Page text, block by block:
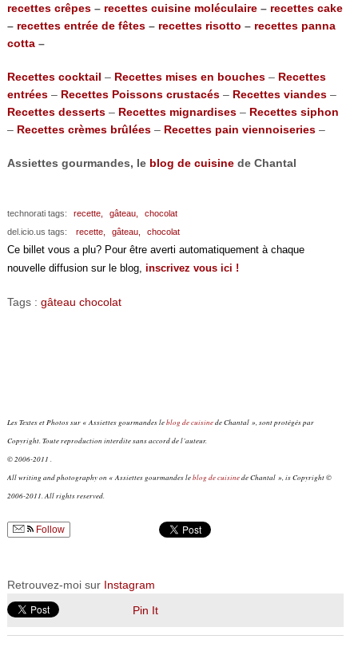
recettes crêpes– recettes cuisine moléculaire– recettes cake
– recettes entrée de fêtes– recettes risotto – recettes panna
cotta–
Recettes cocktail – Recettes mises en bouches– Recettes
entrées– Recettes Poissons crustacés– Recettes viandes–
Recettes desserts– Recettes mignardises– Recettes siphon
– Recettes crèmes brûlées– Recettes pain viennoiseries–
Assiettes gourmandes, le blog de cuisinede Chantal
technorati tags: recette, gâteau,
chocolat
del.icio.us tags:
recette, gâteau, chocolat
Ce billet vous a plu? Pour être averti automatiquement à chaque
nouvelle diffusion sur le blog, inscrivez vous ici !
Tags : gâteau chocolat
Les Textes et Photos sur « Assiettes gourmandes leblog de cuisinede Chantal », sont protégés par
Copyright. Toute reproduction interdite sans accord de l’auteur.
© 2006-2011 .
All writing and photography on « Assiettes gourmandes leblog de cuisinede Chantal », is Copyright ©
2006-2011. All rights reserved.
Follow
Retrouvez-moi sur Instagram
Pin It